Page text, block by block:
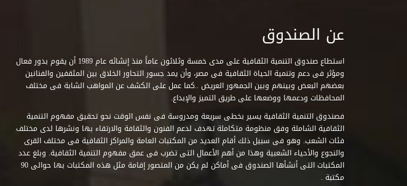
عن الصندوق
استطاع صندوق التنمية الثقافية على مدى خمسة وثلاثون عاماً منذ إنشائه عام 1989 أن يقوم بدور فعال
ومؤثر فى دعم وتنمية الحياة الثقافية فى مصر، وأن يمد جسور التحاور الخلاق بين المثقفين والفنانين
بعضهم البعض وبينهم وبين الجمهور العريض ..كما عمل على الكشف عن المواهب الشابة فى مختلف
المحافظات ودعمها ووضعها على طريق التميز والإبداع.
فصندوق التنمية الثقافية يسير بخطى سريعة ومدروسة فى نفس الوقت نحو تحقيق مفهوم التنمية
الثقافية الشاملة وفق منظومة متكاملة تهدف لدعم الفنون والثقافة والارتقاء بها ونشرها لدى مختلف
فئات الشعب. وهو فى سبيل ذلك أقام العديد من المكتبات العامة والمراكز الثقافية فى مختلف القرى
والنجوع والأحياء الشعبية وهذا من أهم الأعمال التى تضرب فى عمق مفهوم التنمية الثقافية. وبلغ عدد
المكتبات التى أنشأها الصندوق فى أماكن لم يكن من المتصور إقامة مثل هذه المكتبات بها حوالى 90
مكتبة .